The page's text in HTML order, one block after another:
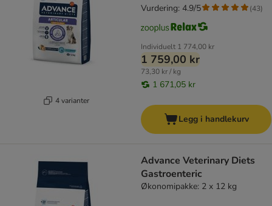
4 varianter
Individuelt 1 774,00 kr
1 759,00 kr
73,30 kr / kg
1 671,05 kr
Vurdering: 4.9/5 (43)
Legg i handlekurv
Advance Veterinary Diets
Gastroenteric
Økonomipakke: 2 x 12 kg